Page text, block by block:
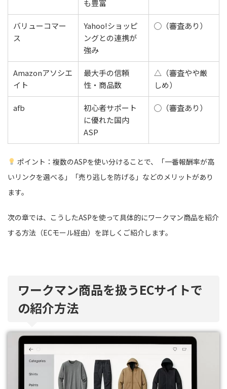
も豊富
バリューコマー
ス
Yahoo!ショッピ
ングとの連携が
強み
◯（審査あり）
Amazonアソシエ
イト
最大手の信頼
性・商品数
△（審査やや厳
しめ）
afb
初心者サポート
に優れた国内
ASP
◯（審査あり）
ポイント：複数のASPを使い分けることで、「一番報酬率が高
いリンクを選べる」「売り逃しを防げる」などのメリットがあり
ます。
次の章では、こうしたASPを使って具体的にワークマン商品を紹介
する方法（ECモール経由）を詳しくご紹介します。
ワークマン商品を扱うECサイトで
の紹介方法